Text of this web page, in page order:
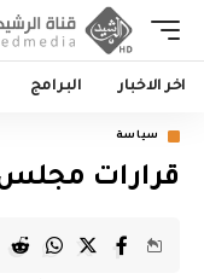
اخر الاخبار البرامج
سياسة
قرارات مجلس